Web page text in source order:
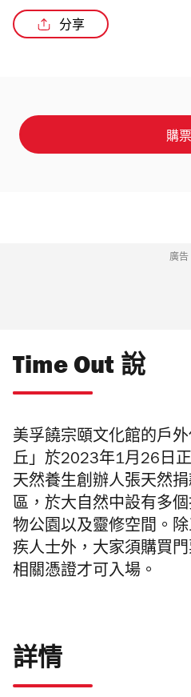
分享
購票
廣告
Time Out 說
美孚饒宗頤文化館的戶
丘」 於2023年1月26日
天然養生創辦人張天然
區，於大自然中設有多
物公園以及靈修空間。
疾人士外，大家須購買
相關憑證才可入場。
詳情